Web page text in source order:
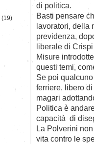
di politica.
Basti pensare
lavoratori, della
previdenza,
liberale di
Misure
questi temi,
Se poi
ferriere, libero
magari
Politica è
capacità di
La Polverini
vita contro le
(19)